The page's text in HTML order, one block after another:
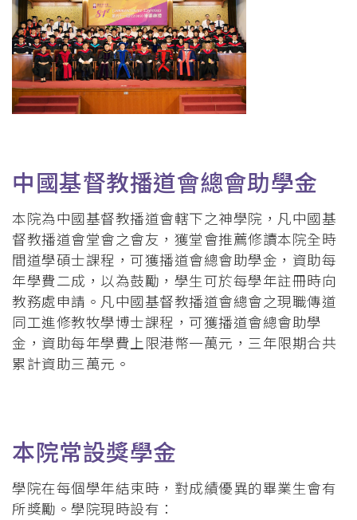
中國基督教播道會總會助學金
本院為中國基督教播道會轄下之神學院，凡中國基
督教播道會堂會之會友，獲堂會推薦修讀本院全時
間道學碩士課程，可獲播道會總會助學金，資助每
年學費二成，以為鼓勵，學生可於每學年註冊時向
教務處申請。凡中國基督教播道會總會之現職傳道
同工進修教牧學博士課程，可獲播道會總會助學
金，資助每年學費上限港幣一萬元，三年限期合共
累計資助三萬元。
本院常設獎學金
學院在每個學年結束時，對成績優異的畢業生會有
所獎勵。學院現時設有：